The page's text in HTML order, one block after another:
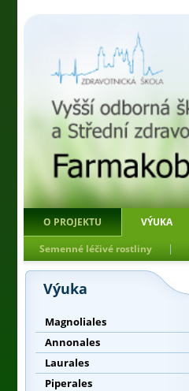
O PROJEKTU VÝUKA
Semenné léčivé rostliny
|
Výuka
Magnoliales
Annonales
Laurales
Piperales